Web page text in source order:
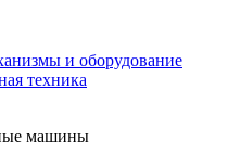
и оборудование
техника
машины